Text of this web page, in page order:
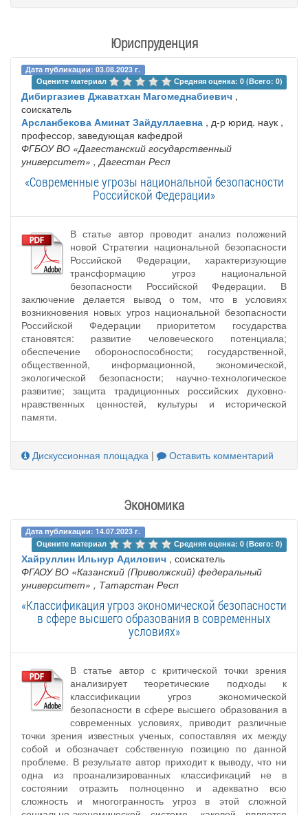
Юриспруденция
Дата публикации: 03.08.2023 г.
Оцените материал
Средняя оценка: 0 (Всего: 0)
Дибиргазиев Джаватхан Магомеднабиевич ,
соискатель
Арсланбекова Аминат Зайдуллаевна , д-р юрид. наук ,
профессор, заведующая кафедрой
ФГБОУ ВО «Дагестанский государственный
университет» , Дагестан Респ
«Современные угрозы национальной безопасности
Российской Федерации»
В статье автор проводит анализ положений
новой Стратегии национальной безопасности
Российской Федерации, характеризующие
трансформацию угроз национальной
безопасности Российской Федерации. В
заключение делается вывод о том, что в условиях
возникновения новых угроз национальной безопасности
Российской Федерации приоритетом государства
становятся: развитие человеческого потенциала;
обеспечение обороноспособности; государственной,
общественной, информационной, экономической,
экологической безопасности; научно-технологическое
развитие; защита традиционных российских духовно-
нравственных ценностей, культуры и исторической
памяти.
Дискуссионная площадка | Оставить комментарий
Экономика
Дата публикации: 14.07.2023 г.
Оцените материал
Средняя оценка: 0 (Всего: 0)
Хайруллин Ильнур Адилович , соискатель
ФГАОУ ВО «Казанский (Приволжский) федеральный
университет» , Татарстан Респ
«Классификация угроз экономической безопасности
в сфере высшего образования в современных
условиях»
В статье автор с критической точки зрения
анализирует теоретические подходы к
классификации угроз экономической
безопасности в сфере высшего образования в
современных условиях, приводит различные
точки зрения известных ученых, сопоставляя их между
собой и обозначает собственную позицию по данной
проблеме. В результате автор приходит к выводу, что ни
одна из проанализированных классификаций не в
состоянии отразить полноценно и адекватно всю
сложность и многогранность угроз в этой сложной